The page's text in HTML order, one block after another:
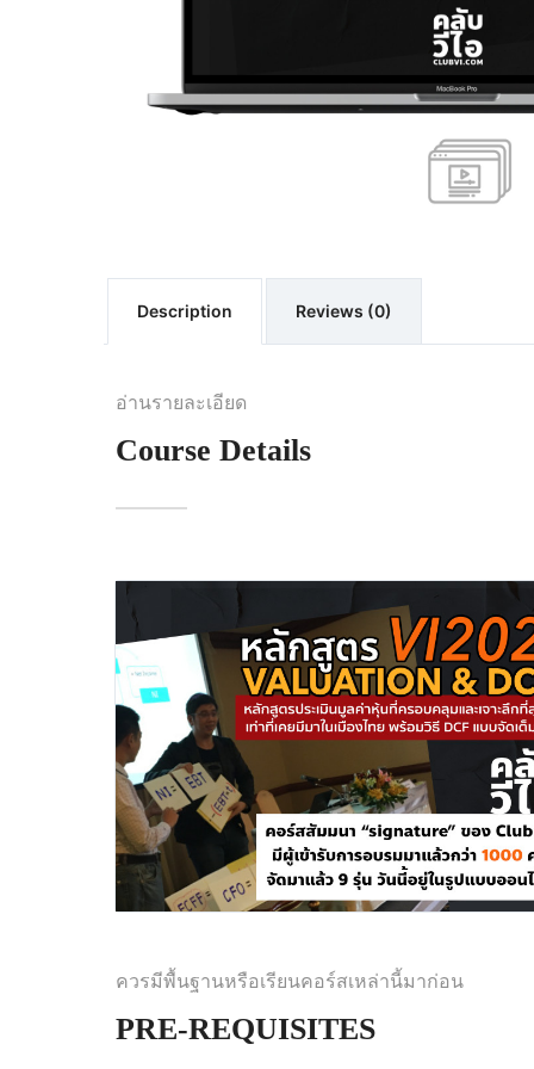
Description Reviews (0)
อ่านรายละเอียด
Course Details
ควรมีพื้นฐานหรือเรียนคอร์สเหล่านี้มาก่อน
PRE-REQUISITES